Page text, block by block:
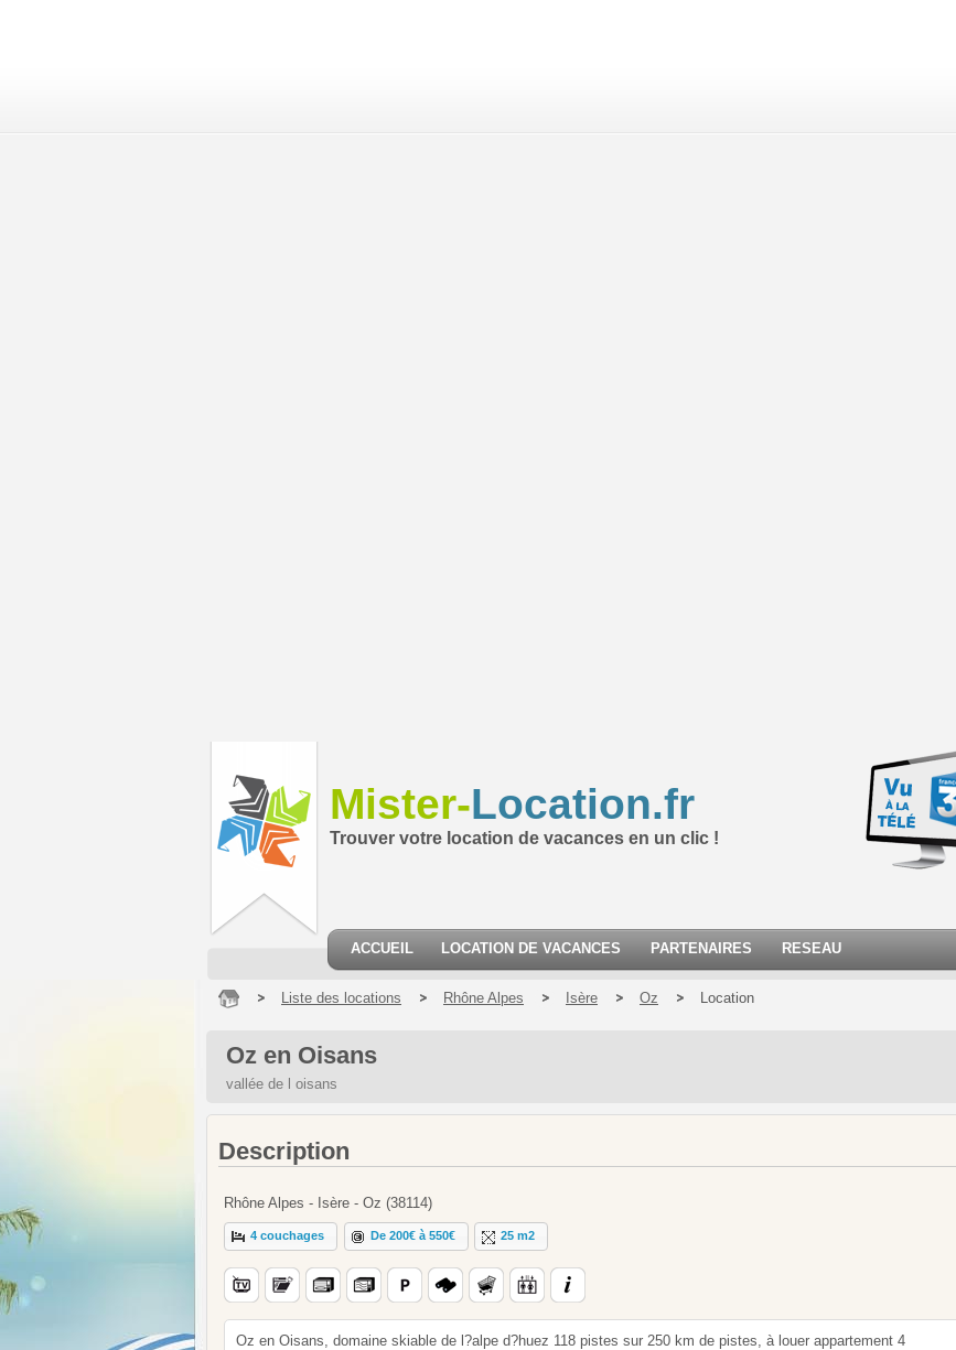
Mister-Location.fr
Trouver votre location de vacances en un clic !
ACCUEIL LOCATION DE VACANCES PARTENAIRES RESEAU
Liste des locations Rhône Alpes Isère Oz Location
Oz en Oisans
vallée de l oisans
Description
Rhône Alpes - Isère - Oz (38114)
4 couchages De 200€ à 550€ 25 m2
Oz en Oisans, domaine skiable de l?alpe d?huez 118 pistes sur 250 km de pistes, à louer appartement 4